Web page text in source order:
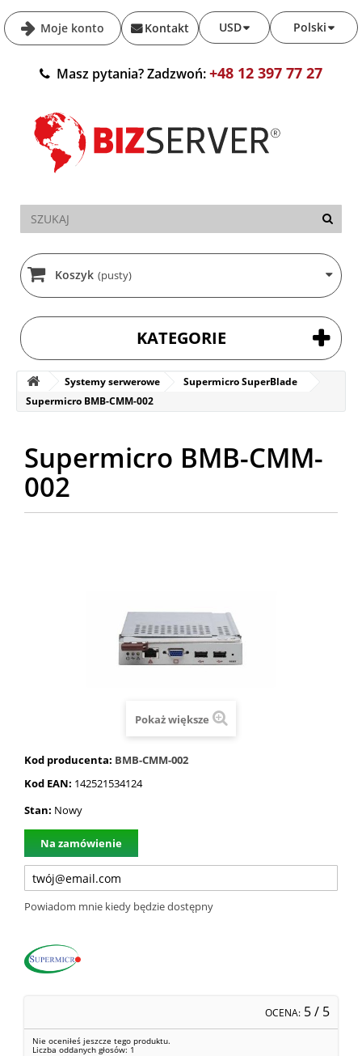
Moje konto Polski
USD
Kontakt
Masz pytania? Zadzwoń:+48 12 397 77 27
Koszyk (pusty)
KATEGORIE
Systemy serwerowe
Supermicro SuperBlade
Supermicro BMB-CMM-002
Supermicro BMB-CMM-
002
Pokaż większe
Kod producenta: BMB-CMM-002
Kod EAN: 142521534124
Stan: Nowy
Na zamówienie
Powiadom mnie kiedy będzie dostępny
OCENA: 5/ 5
Nie oceniłeś jeszcze tego produktu.
Liczba oddanych głosów: 1